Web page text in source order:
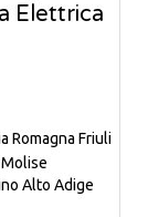
Elettrica
Romagna Friuli
Molise
Alto Adige